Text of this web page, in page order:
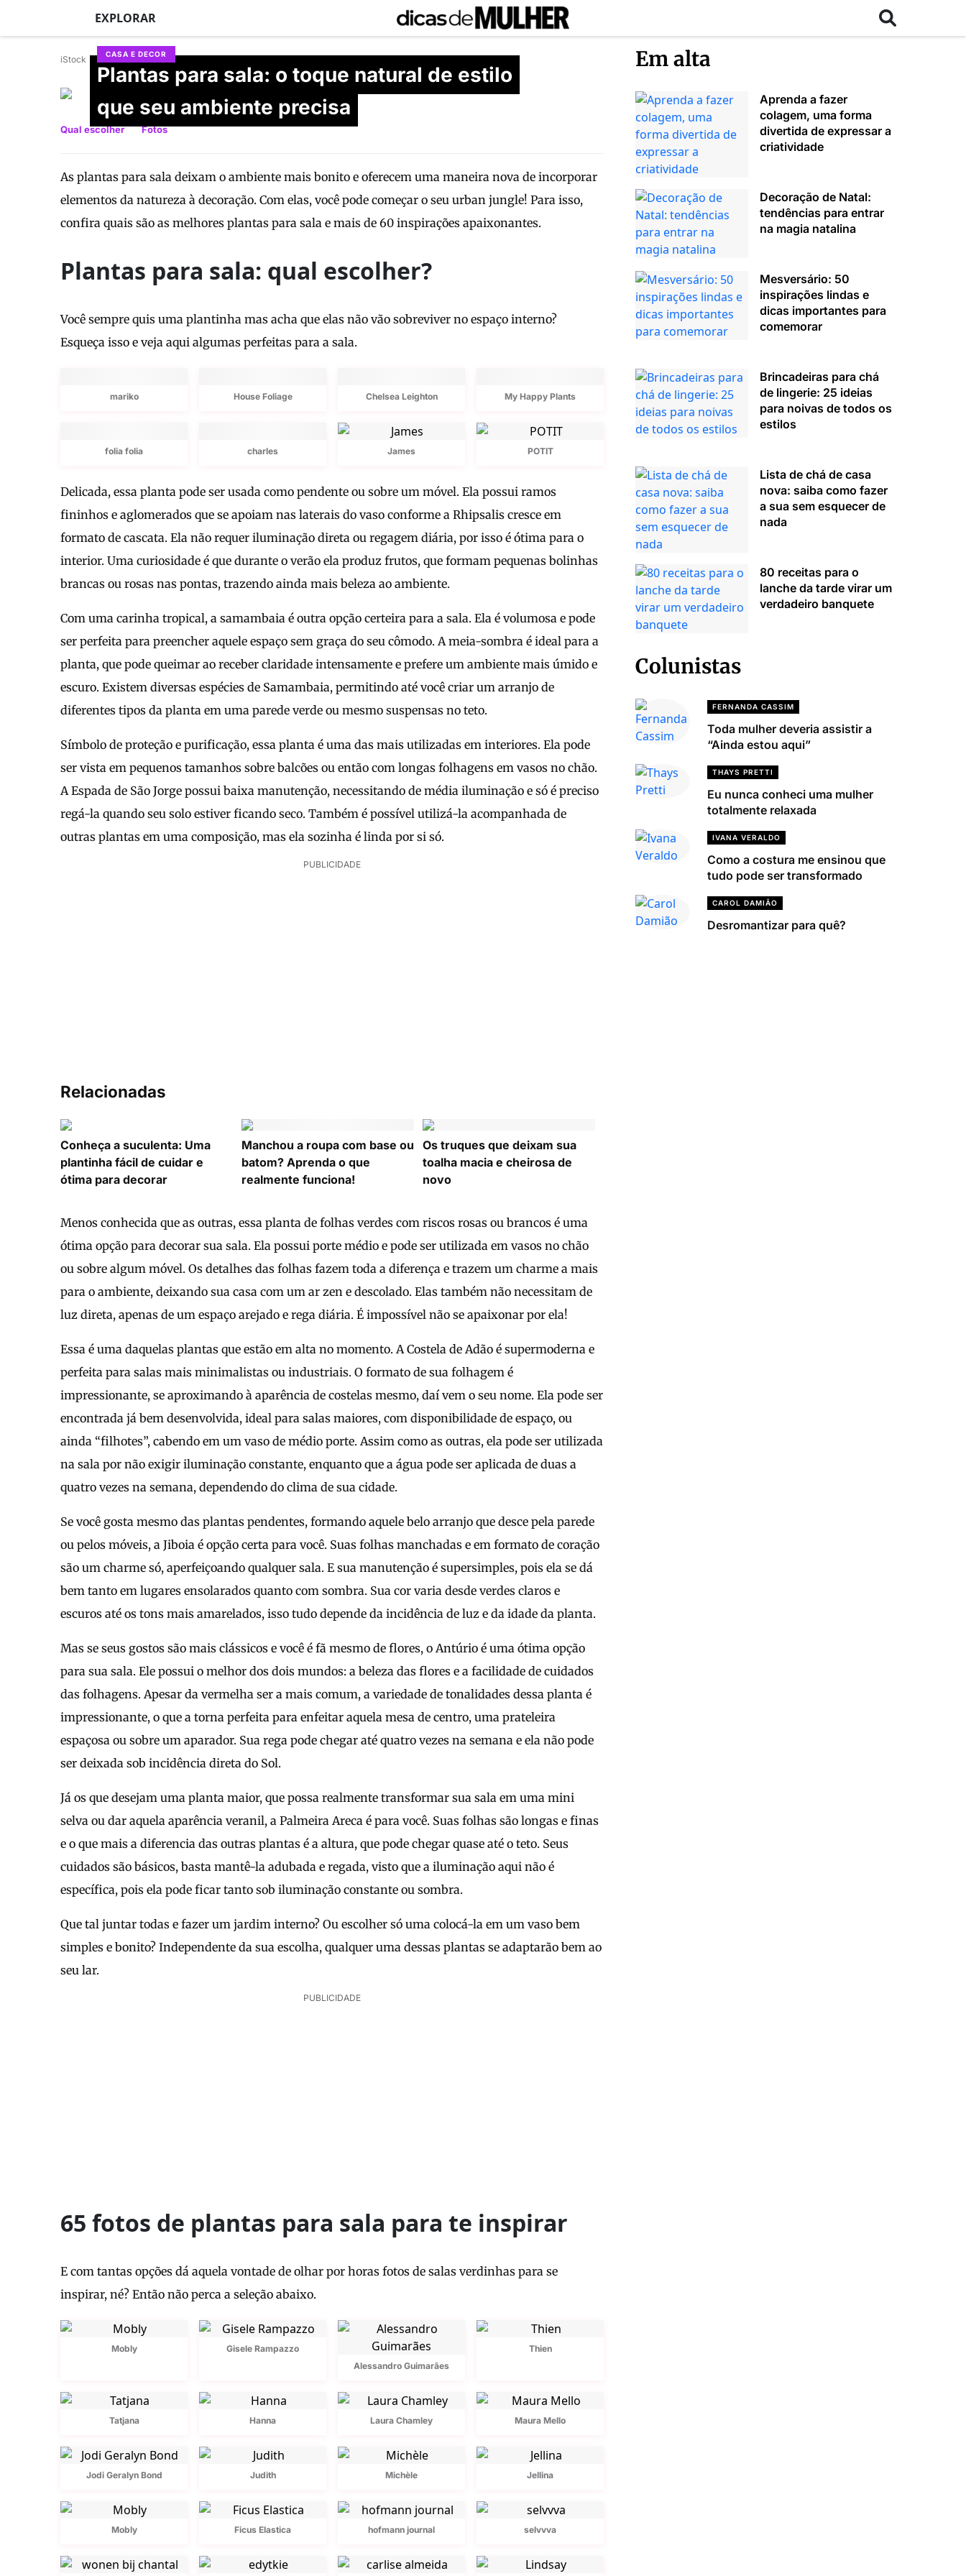
EXPLORAR
CASA E DECOR
Plantas para sala: o toque natural de estilo
que seu ambiente precisa
iStock
Nicole Broetto
Atualizado em 23/06/2026
Qual escolher Fotos
As plantas para sala deixam o ambiente mais bonito e oferecem uma maneira nova de incorporar
elementos da natureza à decoração. Com elas, você pode começar o seu urban jungle! Para isso,
confira quais são as melhores plantas para sala e mais de 60 inspirações apaixonantes.
Plantas para sala: qual escolher?
Você sempre quis uma plantinha mas acha que elas não vão sobreviver no espaço interno?
Esqueça isso e veja aqui algumas perfeitas para a sala.
mariko House Foliage Chelsea Leighton My Happy Plants
folia folia charles James POTIT
Delicada, essa planta pode ser usada como pendente ou sobre um móvel. Ela possui ramos
fininhos e aglomerados que se apoiam nas laterais do vaso conforme a Rhipsalis cresce em
formato de cascata. Ela não requer iluminação direta ou regagem diária, por isso é ótima para o
interior. Uma curiosidade é que durante o verão ela produz frutos, que formam pequenas bolinhas
brancas ou rosas nas pontas, trazendo ainda mais beleza ao ambiente.
Com uma carinha tropical, a samambaia é outra opção certeira para a sala. Ela é volumosa e pode
ser perfeita para preencher aquele espaço sem graça do seu cômodo. A meia-sombra é ideal para a
planta, que pode queimar ao receber claridade intensamente e prefere um ambiente mais úmido e
escuro. Existem diversas espécies de Samambaia, permitindo até você criar um arranjo de
diferentes tipos da planta em uma parede verde ou mesmo suspensas no teto.
Símbolo de proteção e purificação, essa planta é uma das mais utilizadas em interiores. Ela pode
ser vista em pequenos tamanhos sobre balcões ou então com longas folhagens em vasos no chão.
A Espada de São Jorge possui baixa manutenção, necessitando de média iluminação e só é preciso
regá-la quando seu solo estiver ficando seco. Também é possível utilizá-la acompanhada de
outras plantas em uma composição, mas ela sozinha é linda por si só.
PUBLICIDADE
Relacionadas
Conheça a suculenta: Uma
plantinha fácil de cuidar e
ótima para decorar
Manchou a roupa com base ou
batom? Aprenda o que
realmente funciona!
Os truques que deixam sua
toalha macia e cheirosa de
novo
Menos conhecida que as outras, essa planta de folhas verdes com riscos rosas ou brancos é uma
ótima opção para decorar sua sala. Ela possui porte médio e pode ser utilizada em vasos no chão
ou sobre algum móvel. Os detalhes das folhas fazem toda a diferença e trazem um charme a mais
para o ambiente, deixando sua casa com um ar zen e descolado. Elas também não necessitam de
luz direta, apenas de um espaço arejado e rega diária. É impossível não se apaixonar por ela!
Essa é uma daquelas plantas que estão em alta no momento. A Costela de Adão é supermoderna e
perfeita para salas mais minimalistas ou industriais. O formato de sua folhagem é
impressionante, se aproximando à aparência de costelas mesmo, daí vem o seu nome. Ela pode ser
encontrada já bem desenvolvida, ideal para salas maiores, com disponibilidade de espaço, ou
ainda “filhotes”, cabendo em um vaso de médio porte. Assim como as outras, ela pode ser utilizada
na sala por não exigir iluminação constante, enquanto que a água pode ser aplicada de duas a
quatro vezes na semana, dependendo do clima de sua cidade.
Se você gosta mesmo das plantas pendentes, formando aquele belo arranjo que desce pela parede
ou pelos móveis, a Jiboia é opção certa para você. Suas folhas manchadas e em formato de coração
são um charme só, aperfeiçoando qualquer sala. E sua manutenção é supersimples, pois ela se dá
bem tanto em lugares ensolarados quanto com sombra. Sua cor varia desde verdes claros e
escuros até os tons mais amarelados, isso tudo depende da incidência de luz e da idade da planta.
Mas se seus gostos são mais clássicos e você é fã mesmo de flores, o Antúrio é uma ótima opção
para sua sala. Ele possui o melhor dos dois mundos: a beleza das flores e a facilidade de cuidados
das folhagens. Apesar da vermelha ser a mais comum, a variedade de tonalidades dessa planta é
impressionante, o que a torna perfeita para enfeitar aquela mesa de centro, uma prateleira
espaçosa ou sobre um aparador. Sua rega pode chegar até quatro vezes na semana e ela não pode
ser deixada sob incidência direta do Sol.
Já os que desejam uma planta maior, que possa realmente transformar sua sala em uma mini
selva ou dar aquela aparência veranil, a Palmeira Areca é para você. Suas folhas são longas e finas
e o que mais a diferencia das outras plantas é a altura, que pode chegar quase até o teto. Seus
cuidados são básicos, basta mantê-la adubada e regada, visto que a iluminação aqui não é
específica, pois ela pode ficar tanto sob iluminação constante ou sombra.
Que tal juntar todas e fazer um jardim interno? Ou escolher só uma colocá-la em um vaso bem
simples e bonito? Independente da sua escolha, qualquer uma dessas plantas se adaptarão bem ao
seu lar.
PUBLICIDADE
65 fotos de plantas para sala para te inspirar
E com tantas opções dá aquela vontade de olhar por horas fotos de salas verdinhas para se
inspirar, né? Então não perca a seleção abaixo.
Mobly
Gisele Rampazzo
Alessandro Guimarães
Thien
Tatjana Hanna Laura Chamley Maura Mello
Jodi Geralyn Bond Judith Michèle Jellina
Mobly Ficus Elastica hofmann journal selvvva
Em alta
Aprenda a fazer
colagem, uma forma
divertida de expressar a
criatividade
Decoração de Natal:
tendências para entrar
na magia natalina
Mesversário: 50
inspirações lindas e
dicas importantes para
comemorar
Brincadeiras para chá
de lingerie: 25 ideias
para noivas de todos os
estilos
Lista de chá de casa
nova: saiba como fazer
a sua sem esquecer de
nada
80 receitas para o
lanche da tarde virar um
verdadeiro banquete
Colunistas
FERNANDA CASSIM
Toda mulher deveria assistir a
“Ainda estou aqui”
THAYS PRETTI
Eu nunca conheci uma mulher
totalmente relaxada
IVANA VERALDO
Como a costura me ensinou que
tudo pode ser transformado
CAROL DAMIÃO
Desromantizar para quê?